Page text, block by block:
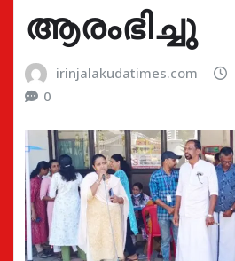
ആരംഭിച്ചു
irinjalakudatimes.com
0